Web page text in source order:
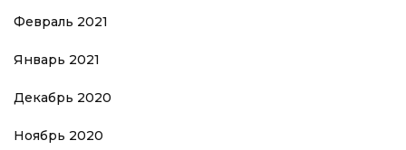
Февраль 2021
Январь 2021
Декабрь 2020
Ноябрь 2020